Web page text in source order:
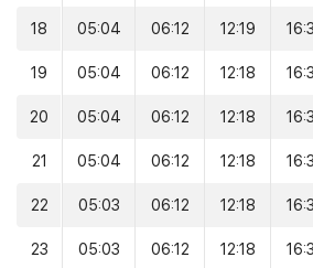
18 05:04 06:12 12:19
19 05:04 06:12 12:18
20 05:04 06:12 12:18
21 05:04 06:12 12:18
22 05:03 06:12 12:18
23 05:03 06:12 12:18